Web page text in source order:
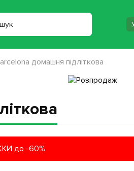
до -60%
домашня підліткова